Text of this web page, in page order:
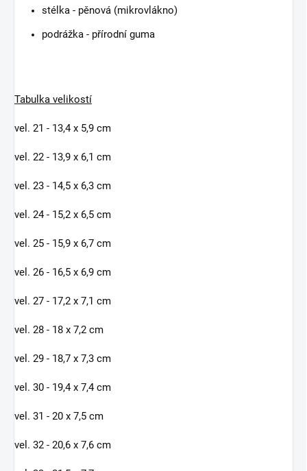
stélka - pěnová (mikrovlákno)
podrážka - přírodní guma
Tabulka velikostí
vel. 21 - 13,4 x 5,9 cm
vel. 22 - 13,9 x 6,1 cm
vel. 23 - 14,5 x 6,3 cm
vel. 24 - 15,2 x 6,5 cm
vel. 25 - 15,9 x 6,7 cm
vel. 26 - 16,5 x 6,9 cm
vel. 27 - 17,2 x 7,1 cm
vel. 28 - 18 x 7,2 cm
vel. 29 - 18,7 x 7,3 cm
vel. 30 - 19,4 x 7,4 cm
vel. 31 - 20 x 7,5 cm
vel. 32 - 20,6 x 7,6 cm